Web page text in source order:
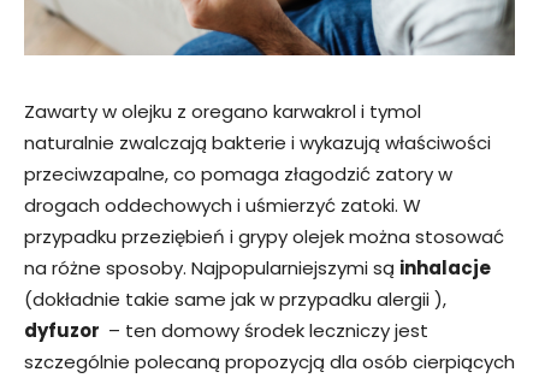
Zawarty w olejku z oregano karwakrol i tymol
naturalnie zwalczają bakterie i wykazują właściwości
przeciwzapalne, co pomaga złagodzić zatory w
drogach oddechowych i uśmierzyć zatoki. W
przypadku przeziębień i grypy olejek można stosować
na różne sposoby. Najpopularniejszymi są inhalacje
(dokładnie takie same jak w przypadku alergii ),
dyfuzor – ten domowy środek leczniczy jest
szczególnie polecaną propozycją dla osób cierpiących